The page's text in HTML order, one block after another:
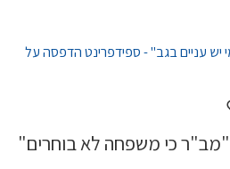
"מב"ר כי משפחה לא בוחרים"